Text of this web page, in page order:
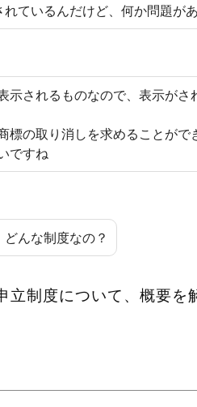
ているんだけど、何か問題が
示されるものなので、表示がさ
標の取り消しを求めることがで
ですね
んな制度なの？
制度について、概要を